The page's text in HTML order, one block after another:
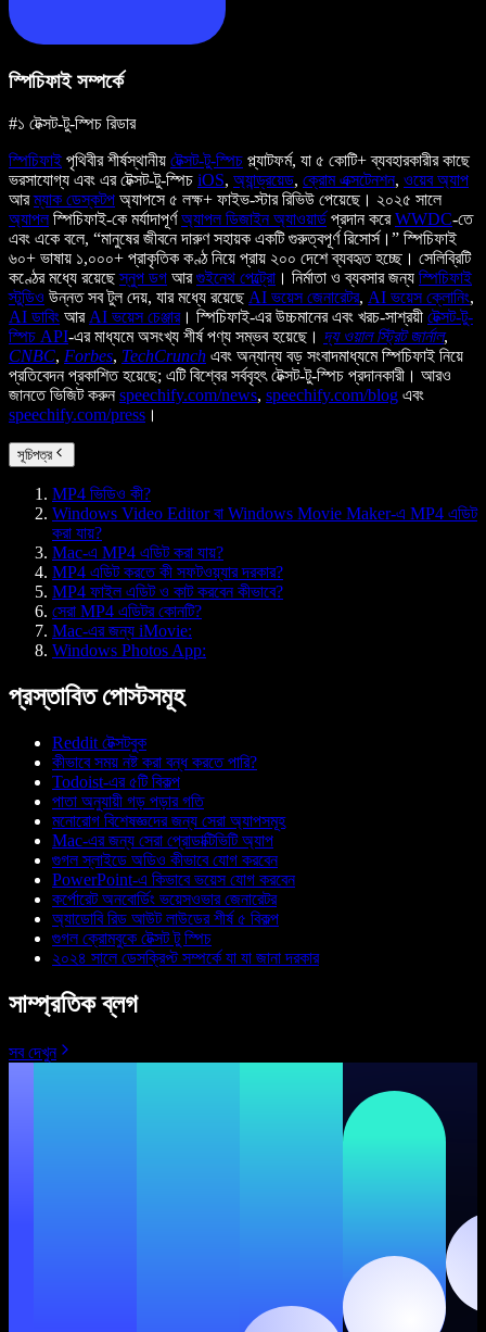
স্পিচিফাই সম্পর্কে
#১ টেক্সট-টু-স্পিচ রিডার
স্পিচিফাই পৃথিবীর শীর্ষস্থানীয় টেক্সট-টু-স্পিচ প্ল্যাটফর্ম, যা ৫ কোটি+ ব্যবহারকারীর কাছে
ভরসাযোগ্য এবং এর টেক্সট-টু-স্পিচ iOS, অ্যান্ড্রয়েড, ক্রোম এক্সটেনশন, ওয়েব অ্যাপ
আরম্যাক ডেস্কটপ অ্যাপসে ৫ লক্ষ+ ফাইভ-স্টার রিভিউ পেয়েছে। ২০২৫ সালে
অ্যাপলস্পিচিফাই-কে মর্যাদাপূর্ণঅ্যাপল ডিজাইন অ্যাওয়ার্ড প্রদান করেWWDC-তে
এবং একে বলে, “মানুষের জীবনে দারুণ সহায়ক একটি গুরুত্বপূর্ণ রিসোর্স।” স্পিচিফাই
৬০+ ভাষায় ১,০০০+ প্রাকৃতিক কণ্ঠ নিয়ে প্রায় ২০০ দেশে ব্যবহৃত হচ্ছে। সেলিব্রিটি
কণ্ঠের মধ্যে রয়েছেস্নুপ ডগ আরগুইনেথ পেল্ট্রো । নির্মাতা ও ব্যবসার জন্য স্পিচিফাই
স্টুডিও উন্নত সব টুল দেয়, যার মধ্যে রয়েছে AI ভয়েস জেনারেটর, AI ভয়েস ক্লোনিং,
AI ডাবিং আর AI ভয়েস চেঞ্জার। স্পিচিফাই-এর উচ্চমানের এবং খরচ-সাশ্রয়ী টেক্সট-টু-
স্পিচ API-এর মাধ্যমে অসংখ্য শীর্ষ পণ্য সম্ভব হয়েছে। দ্য ওয়াল স্ট্রিট জার্নাল,
CNBC, Forbes, TechCrunch এবং অন্যান্য বড় সংবাদমাধ্যমে স্পিচিফাই নিয়ে
প্রতিবেদন প্রকাশিত হয়েছে; এটি বিশ্বের সর্ববৃহৎ টেক্সট-টু-স্পিচ প্রদানকারী। আরও
জানতে ভিজিট করুনspeechify.com/news, speechify.com/blog এবং
speechify.com/press ।
সূচিপত্র
MP4 ভিডিও কী?
Windows Video Editor বা Windows Movie Maker-এ MP4 এডিট
করা যায়?
Mac-এ MP4 এডিট করা যায়?
MP4 এডিট করতে কী সফটওয়্যার দরকার?
MP4 ফাইল এডিট ও কাট করবেন কীভাবে?
সেরা MP4 এডিটর কোনটি?
Mac-এর জন্য iMovie:
Windows Photos App:
প্রস্তাবিত পোস্টসমূহ
Reddit টেক্সটবুক
কীভাবে সময় নষ্ট করা বন্ধ করতে পারি?
Todoist-এর ৫টি বিকল্প
পাতা অনুযায়ী গড় পড়ার গতি
মনোরোগ বিশেষজ্ঞদের জন্য সেরা অ্যাপসমূহ
Mac-এর জন্য সেরা প্রোডাক্টিভিটি অ্যাপ
গুগল স্লাইডে অডিও কীভাবে যোগ করবেন
PowerPoint-এ কিভাবে ভয়েস যোগ করবেন
কর্পোরেট অনবোর্ডিং ভয়েসওভার জেনারেটর
অ্যাডোবি রিড আউট লাউডের শীর্ষ ৫ বিকল্প
গুগল ক্রোমবুকে টেক্সট টু স্পিচ
২০২৪ সালে ডেসক্রিপ্ট সম্পর্কে যা যা জানা দরকার
সাম্প্রতিক ব্লগ
সব দেখুন